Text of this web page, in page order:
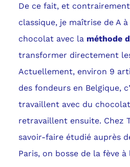
De ce fait, et
classique, je maîtrise de A
chocolat avec la méthode
transformer directement
Actuellement, environ 9
des fondeurs en Belgique,
travaillent avec du
retravaillent ensuite. Chez
savoir-faire étudié auprès
Paris, on bosse de la fève